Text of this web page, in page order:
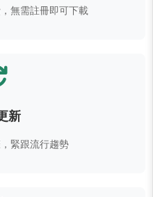
無需註冊即可下載
新
緊跟流行趨勢